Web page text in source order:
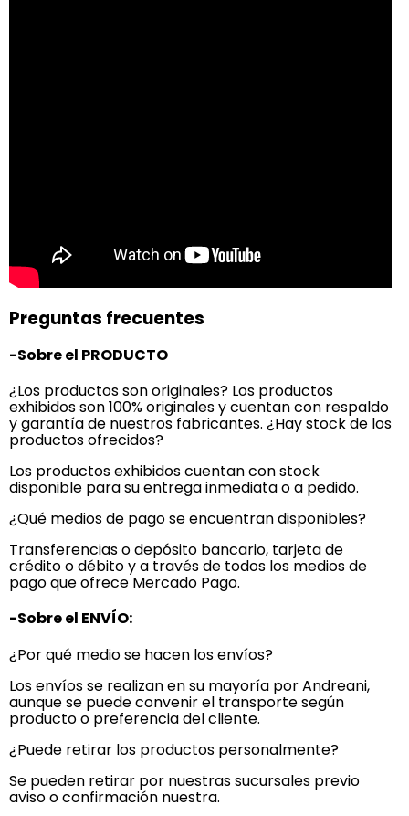
Preguntas frecuentes
-Sobre el PRODUCTO
¿Los productos son originales? Los productos
exhibidos son 100% originales y cuentan con respaldo
y garantía de nuestros fabricantes. ¿Hay stock de los
productos ofrecidos?
Los productos exhibidos cuentan con stock
disponible para su entrega inmediata o a pedido.
¿Qué medios de pago se encuentran disponibles?
Transferencias o depósito bancario, tarjeta de
crédito o débito y a través de todos los medios de
pago que ofrece Mercado Pago.
-Sobre el ENVÍO:
¿Por qué medio se hacen los envíos?
Los envíos se realizan en su mayoría por Andreani,
aunque se puede convenir el transporte según
producto o preferencia del cliente.
¿Puede retirar los productos personalmente?
Se pueden retirar por nuestras sucursales previo
aviso o confirmación nuestra.